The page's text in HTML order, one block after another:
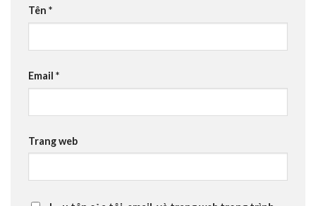
Tên *
Email *
Trang web